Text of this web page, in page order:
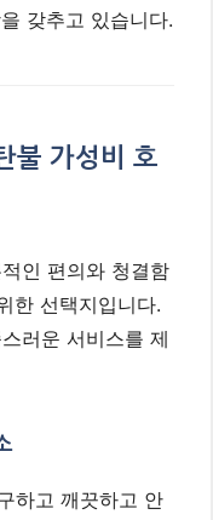
갖추고 있습니다.
불 가성비 호
인 편의와 청결함
한 선택지입니다.
러운 서비스를 제
하고 깨끗하고 안